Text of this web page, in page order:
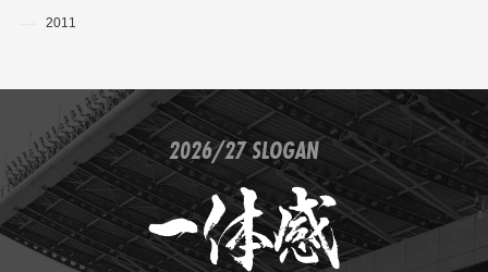
2011
2026/27 SLOGAN